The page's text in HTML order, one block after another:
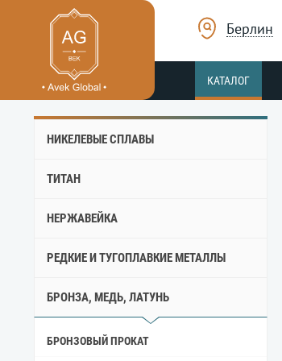
Берлин
КАТАЛОГ
НИКЕЛЕВЫЕ СПЛАВЫ
ТИТАН
НЕРЖАВЕЙКА
РЕДКИЕ И ТУГОПЛАВКИЕ МЕТАЛЛЫ
БРОНЗА, МЕДЬ, ЛАТУНЬ
БРОНЗОВЫЙ ПРОКАТ